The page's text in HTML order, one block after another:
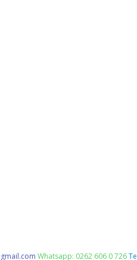
Whatsapp: 0262 606 0 726